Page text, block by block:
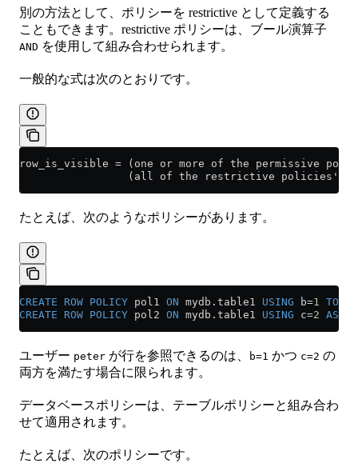
別の方法として、ポリシーを restrictive として定義する
こともできます。restrictive ポリシーは、ブール演算子
AND を使用して組み合わせられます。
一般的な式は次のとおりです。
row_is_visible = (one or more of the permissive
(all of the restrictive policies's
たとえば、次のようなポリシーがあります。
CREATE ROW POLICY pol1 ON mydb . table1 USING b=1 TO
CREATE ROW POLICY pol2 ON mydb . table1 USING c=2 AS
ユーザー peter が行を参照できるのは、 b=1 かつ c=2 の
両方を満たす場合に限られます。
データベースポリシーは、テーブルポリシーと組み合わ
せて適用されます。
たとえば、次のポリシーです。